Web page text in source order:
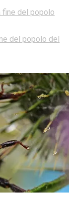
del popolo del